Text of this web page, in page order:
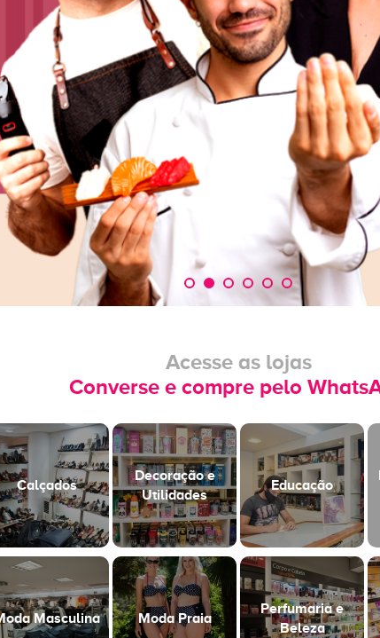
Acesse as lojas
Converse e compre pelo
Calçados
Decoração e
Utilidades
Educação
Masculina Moda Praia
Perfumaria e
Beleza